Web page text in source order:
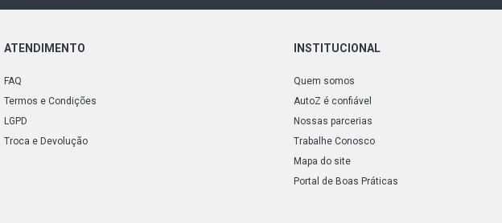
ATENDIMENTO
FAQ
Termos e Condições
LGPD
Troca e Devolução
INSTITUCIONAL
Quem somos
AutoZ é confiável
Nossas parcerias
Trabalhe Conosco
Mapa do site
Portal de Boas Práticas